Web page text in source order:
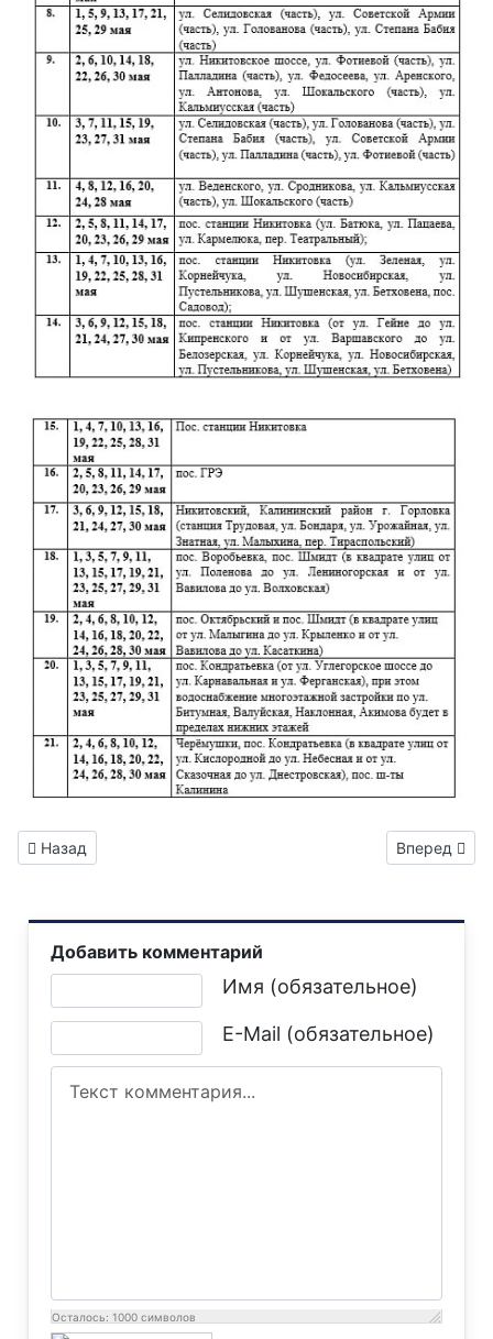
Предыдущий: В связи с проведением ремонтных работ
Назад Следующий:
Вперед
Добавить комментарий
Имя (обязательное)
E-Mail (обязательное)
Текст комментария
Осталось: 1000 символов